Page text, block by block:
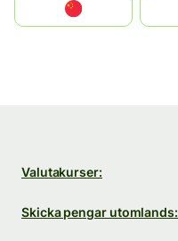
中國香港特別行政區
Valutakurser:
Skicka pengar utomlands: